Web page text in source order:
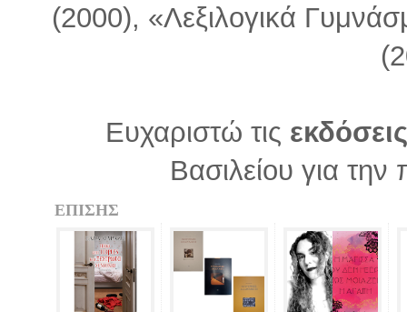
(2000), «Λεξιλογικά
Ευχαριστώ τις
Βασιλείου για
ΕΠΙΣΗΣ